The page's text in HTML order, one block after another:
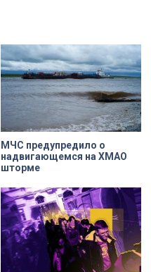
Николая на улице Марата. Здание
XIX века, прошедшее через
несколько перестроек, сегодня
переживает второе рождение.
Жемчужина, объекта культурного
наследия — исторические часы.
Их элементы утрачены на 90%.
МЧС предупредило о
надвигающемся на ХМАО
шторме